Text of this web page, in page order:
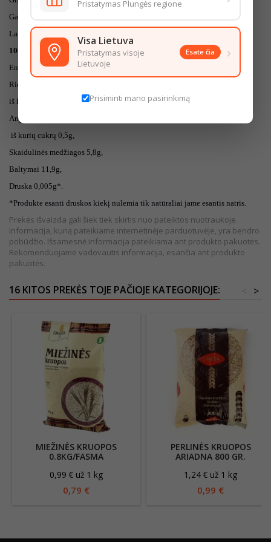
Galimi GLITIMO pėdsakai.
Laikyti sausoje, švarioje, gerai vėdinamoje vietoje
100gr produkto maistingumas:
Energinė vertė 1350kJ/323kcal.
Riebalai 2g,
iš kurių sočiųjų riebalų rūgščių 0,3g,
Angliavandeniai 60,5g,
iš kurių cukrų 0,5g,
Skaidulinės medžiagos 5,8g,
Baltymai 11,9g,
Druska 0,005g*.
*Produkte esanti druskos kiekį nulemia tik natūraliai jame esantis natris.
Prekės išvaizda gali šiek tiek skirtis nuo pateiktos nuotraukoje.
Informacija, kurią pateikiame internetinėje parduotuvėje, yra bendro
pobūdžio. Išsamesnė informacija pateikiama ant produkto pakuotės.
Rekomenduojame vadovautis informacija, esančia ant produkto
pakuotės.
16 KITOS PREKĖS TOJE PAČIOJE KATEGORIJOJE: >
MIEŽINĖS KRUOPOS
0.8KG/FASMA
0,99 € už 1 kg
0,79 €
PERLINĖS KRUOPOS
ARIADNA 800 GR.
1,24 € už 1 kg
0,99 €
Pristatymas Plungės regione
Visa Lietuva
Pristatymas visoje
Lietuvoje
Esate čia ›
Prisiminti mano pasirinkimą